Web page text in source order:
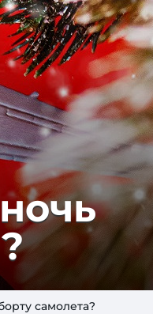
самолета?